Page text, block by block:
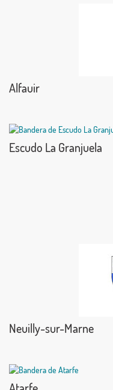
Alfauir
Escudo La Granjuela
Neuilly-sur-Marne